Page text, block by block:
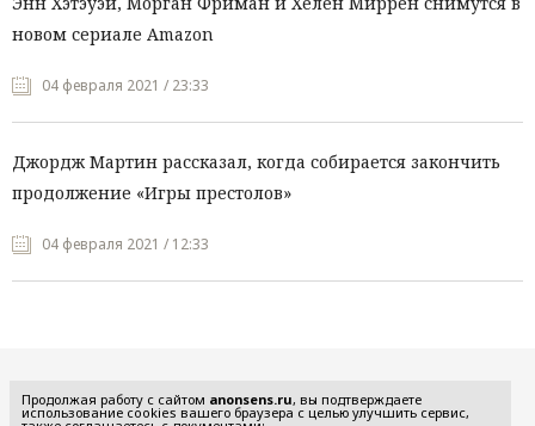
новом сериале Amazon
04 февраля 2021 / 23:33
Джордж Мартин рассказал, когда собирается закончить
продолжение «Игры престолов»
04 февраля 2021 / 12:33
Продолжая работу с сайтом anonsens.ru, вы подтверждаете
использование cookies вашего браузера с целью улучшить сервис,